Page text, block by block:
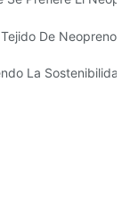
De Neopreno
De Neopreno
Artículos
La